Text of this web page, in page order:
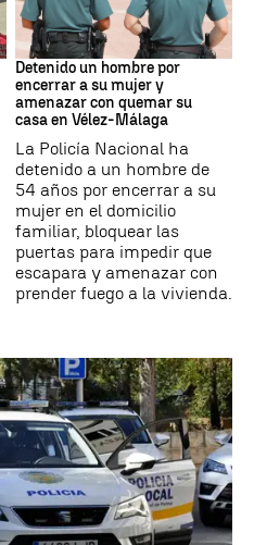
VIOLENCIA MACHISTA
Detenido un hombre por
encerrar a su mujer y
amenazar con quemar su
casa en Vélez-Málaga
La Policía Nacional ha
detenido a un hombre de
54 años por encerrar a su
mujer en el domicilio
familiar, bloquear las
puertas para impedir que
escapara y amenazar con
prender fuego a la vivienda.